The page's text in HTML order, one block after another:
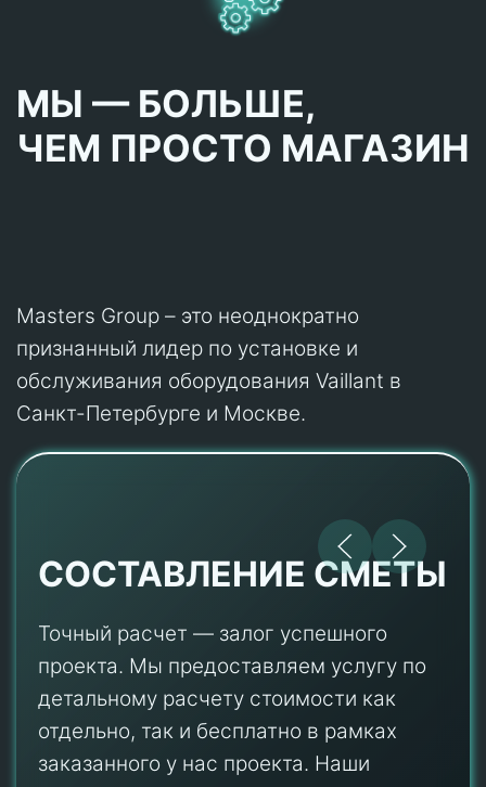
МЫ — БОЛЬШЕ,
ЧЕМ ПРОСТО МАГАЗИН
Masters Group – это неоднократно
признанный лидер по установке и
обслуживания оборудования Vaillant в
Санкт-Петербурге и Москве.
СОСТАВЛЕНИЕ СМЕТЫ
Точный расчет — залог успешного
проекта. Мы предоставляем услугу по
детальному расчету стоимости как
отдельно, так и бесплатно в рамках
заказанного у нас проекта. Наши